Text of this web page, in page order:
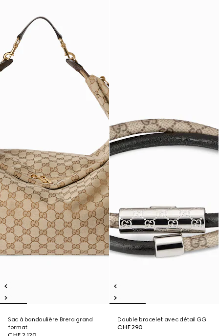
Sac à bandoulière Brera grand
format
Double bracelet avec détail GG
CHF 290